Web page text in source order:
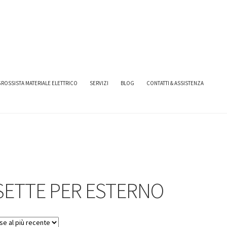
MATERIALE ELETTRICO SERVIZI BLOG CONTATTI & ASSISTENZA
PER ESTERNO